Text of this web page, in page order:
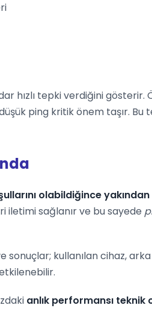
hızlı tepki verdiğini gösterir.
ping kritik önem taşır. Bu
olabildiğince
iletimi sağlanır ve bu sayede
sonuçlar; kullanılan cihaz,
anlık performansı teknik